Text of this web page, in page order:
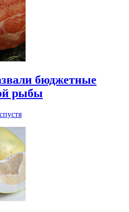
бюджетные
рыбы